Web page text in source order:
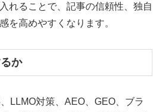
れることで、記事の信頼性、独自
を高めやすくなります。
か
LLMO対策、AEO、GEO、ブラ